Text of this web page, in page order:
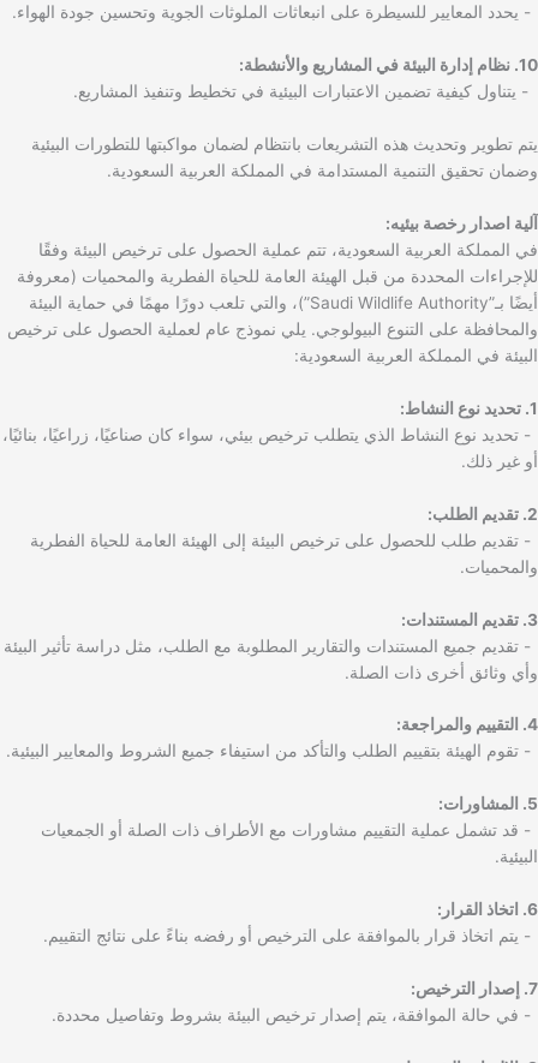
- يحدد المعايير للسيطرة على انبعاثات الملوثات الجوية وتحسين جودة الهواء.
10. نظام إدارة البيئة في المشاريع والأنشطة:
- يتناول كيفية تضمين الاعتبارات البيئية في تخطيط وتنفيذ المشاريع.
يتم تطوير وتحديث هذه التشريعات بانتظام لضمان مواكبتها للتطورات البيئية
وضمان تحقيق التنمية المستدامة في المملكة العربية السعودية.
آلية اصدار رخصة بيئيه:
في المملكة العربية السعودية، تتم عملية الحصول على ترخيص البيئة وفقًا
للإجراءات المحددة من قبل الهيئة العامة للحياة الفطرية والمحميات (معروفة
أيضًا بـ”Saudi Wildlife Authority”)، والتي تلعب دورًا مهمًا في حماية البيئة
والمحافظة على التنوع البيولوجي. يلي نموذج عام لعملية الحصول على ترخيص
البيئة في المملكة العربية السعودية:
1. تحديد نوع النشاط:
- تحديد نوع النشاط الذي يتطلب ترخيص بيئي، سواء كان صناعيًا، زراعيًا، بنائيًا،
أو غير ذلك.
2. تقديم الطلب:
- تقديم طلب للحصول على ترخيص البيئة إلى الهيئة العامة للحياة الفطرية
والمحميات.
3. تقديم المستندات:
- تقديم جميع المستندات والتقارير المطلوبة مع الطلب، مثل دراسة تأثير البيئة
وأي وثائق أخرى ذات الصلة.
4. التقييم والمراجعة:
- تقوم الهيئة بتقييم الطلب والتأكد من استيفاء جميع الشروط والمعايير البيئية.
5. المشاورات:
- قد تشمل عملية التقييم مشاورات مع الأطراف ذات الصلة أو الجمعيات
البيئية.
6. اتخاذ القرار:
- يتم اتخاذ قرار بالموافقة على الترخيص أو رفضه بناءً على نتائج التقييم.
7. إصدار الترخيص:
- في حالة الموافقة، يتم إصدار ترخيص البيئة بشروط وتفاصيل محددة.